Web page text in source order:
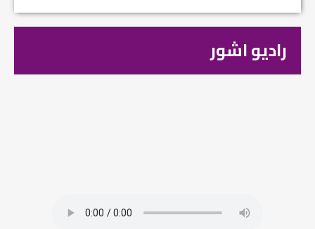
راديو اشور